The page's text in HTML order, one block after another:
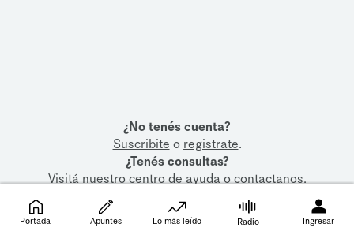
¿No tenés cuenta?
Suscribite o registrate.
¿Tenés consultas?
Visitá nuestrocentro de ayudaocontactanos.
Portada Apuntes Lo más leído Radio Ingresar